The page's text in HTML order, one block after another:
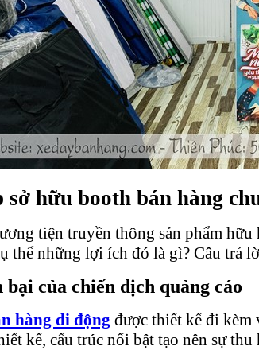
hữu booth bán hàng
tiện truyền thông sản phẩm
thể những lợi ích đó là gì? Câu trả
của chiến dịch quảng cáo
hàng di động được thiết kế đi
kế, cấu trúc nổi bật tạo nên sự